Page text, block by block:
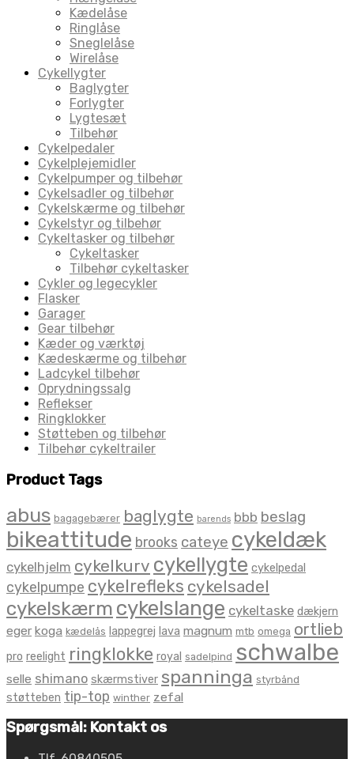
Kædelåse
Ringlåse
Sneglelåse
Wirelåse
Cykellygter
Baglygter
Forlygter
Lygtesæt
Tilbehør
Cykelpedaler
Cykelplejemidler
Cykelpumper og tilbehør
Cykelsadler og tilbehør
Cykelskærme og tilbehør
Cykelstyr og tilbehør
Cykeltasker og tilbehør
Cykeltasker
Tilbehør cykeltasker
Cykler og legecykler
Flasker
Garager
Gear tilbehør
Kæder og værktøj
Kædeskærme og tilbehør
Ladcykel tilbehør
Oprydningssalg
Reflekser
Ringklokker
Støtteben og tilbehør
Tilbehør cykeltrailer
Product Tags
abus bagagebærer baglygte barends bbb beslag
bikeattitude brooks cateye cykeldæk
cykelhjelm cykelkurv cykellygte cykelpedal
cykelpumpe cykelrefleks cykelsadel
cykelskærm cykelslange cykeltaske dækjern
eger koga kædelås lappegrej lava magnum mtb omega ortlieb
pro reelight ringklokke royal sadelpind schwalbe
selle shimano skærmstiver spanninga styrbånd
støtteben tip-top winther zefal
Spørgsmål: Kontakt os